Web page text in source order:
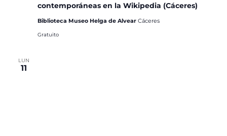
contemporáneas en la Wikipedia (Cáceres)
Biblioteca Museo Helga de Alvear Cáceres
Gratuito
LUN
11